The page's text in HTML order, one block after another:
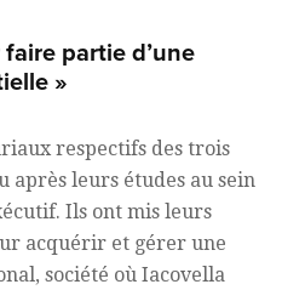
partie d’une
»
respectifs des trois
après leurs études au sein
Ils ont mis leurs
acquérir et gérer une
société où Iacovella